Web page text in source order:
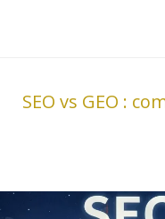
SEO vs GEO :